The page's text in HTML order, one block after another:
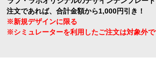
注文であれば、合計金額から1,000円引き！
※新規デザインに限る
※シミュレーターを利用したご注文は対象外